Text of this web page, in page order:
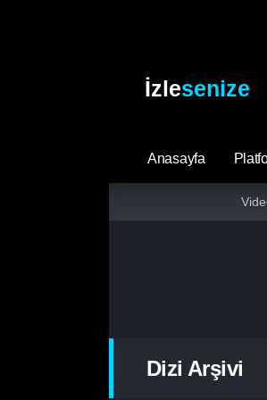
İzlesenize
Anasayfa
Dizi Arşivi